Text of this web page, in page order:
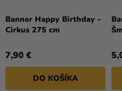
Banner Happy Birthday -
Cirkus 275 cm
7,90 €
DO KOŠÍKA